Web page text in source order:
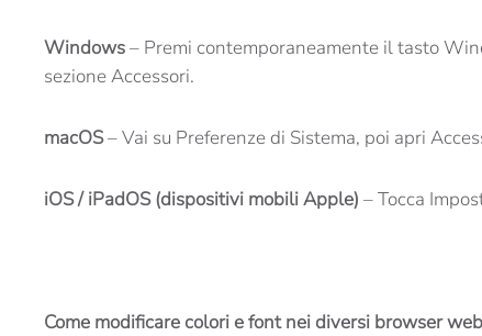
Windows– Premi contemporaneamente il tasto
sezione Accessori.
macOS– Vai su Preferenze di Sistema, poi apri
iOS / iPadOS (dispositivi mobili Apple) – Tocca
Come modificare colori e font nei diversi browser web